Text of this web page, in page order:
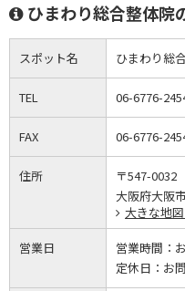
ひまわり総合整体院
スポット名 ひまわり総
TEL 06-6776-
FAX 06-6776-
住所
〒547-0032
大阪府大阪
大きな地
営業日 営業時間：
定休日： お